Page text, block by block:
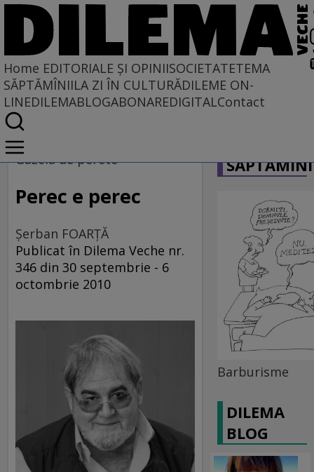
Home EDITORIALE ȘI OPINIISOCIETATETEMA
SĂPTĂMÎNIILA ZI ÎN CULTURĂDILEME ON-
LINEDILEMABLOGABONAREDIGITALContact
Home
EDITORIALE ȘI OPINII
TÎLC SHOW
Gazela de perete
Perec e perec
Şerban FOARŢĂ
Publicat în Dilema Veche nr.
346 din 30 septembrie - 6
octombrie 2010
Barburisme
DILEMA
BLOG